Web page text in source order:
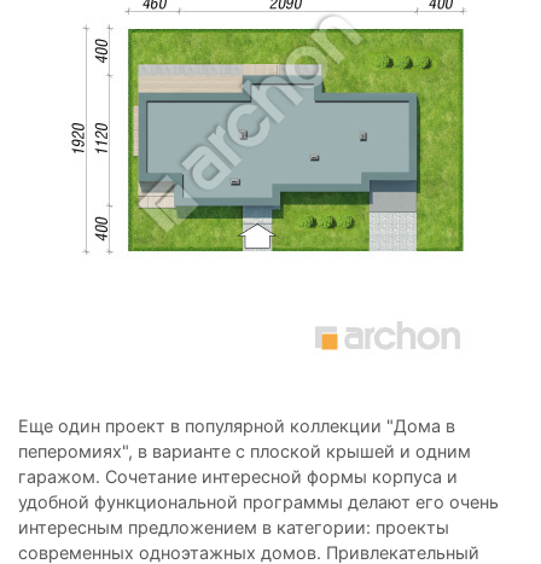
Еще один проект в популярной коллекции "Дома в
пеперомиях", в варианте с плоской крышей и одним
гаражом. Сочетание интересной формы корпуса и
удобной функциональной программы делают его очень
интересным предложением в категории: проекты
современных одноэтажных домов. Привлекательный